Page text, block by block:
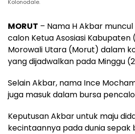
Kolonodale.
MORUT – Nama H Akbar
calon Ketua Asosiasi Kabupaten
Morowali Utara (Morut) dalam
yang dijadwalkan pada Minggu
Selain Akbar, nama Ince
juga masuk dalam bursa
Keputusan Akbar untuk maju
kecintaannya pada dunia sepak